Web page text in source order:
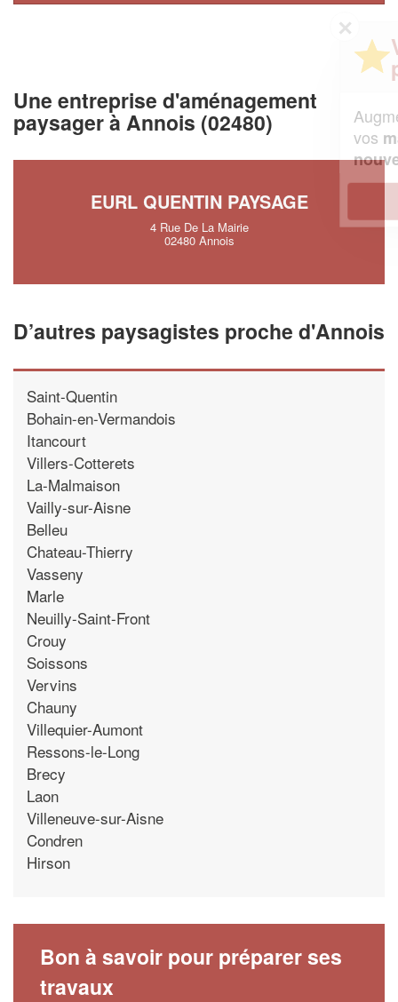
Une entreprise d'aménagement
paysager à Annois (02480)
EURL QUENTIN PAYSAGE
4 Rue De La Mairie
02480 Annois
D’autres paysagistes proche d'Annois
Saint-Quentin
Bohain-en-Vermandois
Itancourt
Villers-Cotterets
La-Malmaison
Vailly-sur-Aisne
Belleu
Chateau-Thierry
Vasseny
Marle
Neuilly-Saint-Front
Crouy
Soissons
Vervins
Chauny
Villequier-Aumont
Ressons-le-Long
Brecy
Laon
Villeneuve-sur-Aisne
Condren
Hirson
Bon à savoir pour préparer ses
travaux
Augmentez votrechiffre d'affaireset
vosmargestout en gagnant de
nouveaux clients!
En savoir plus